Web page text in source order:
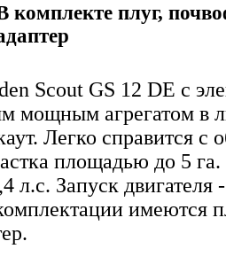
комплекте плуг,
Scout GS 12 DE с
мощным агрегатом в
Легко справится с
площадью до 5
л.с. Запуск двигателя
имеются